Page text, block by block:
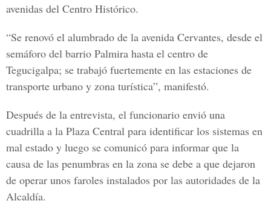
avenidas del Centro Histórico.
“Se renovó el alumbrado de la avenida Cervantes, desde el
semáforo del barrio Palmira hasta el centro de
Tegucigalpa; se trabajó fuertemente en las estaciones de
transporte urbano y zona turística”, manifestó.
Después de la entrevista, el funcionario envió una
cuadrilla a la Plaza Central para identificar los sistemas en
mal estado y luego se comunicó para informar que la
causa de las penumbras en la zona se debe a que dejaron
de operar unos faroles instalados por las autoridades de la
Alcaldía.